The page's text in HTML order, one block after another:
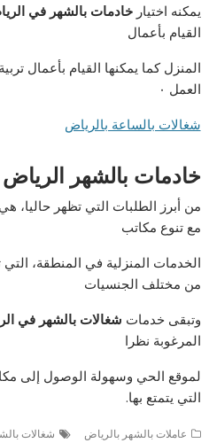
يمكنه اختيارخادمات بالشهر في
القيام بأعمال
المنزل كما يمكنها القيام بأعمال
العمل ٠
شغالات بالساعة بالرياض
خادمات بالشهر الرياض
من أبرز الطلبات التي تظهر حاليا،
مع تنوع مكاتب
الخدمات المنزلية في المنطقة، التي
من مختلف الجنسيات
وتبقى خدمات شغالات بالشهر في
المرغوبة نظرا
لموقع الحي وسهولة الوصول إلى
التي يتمتع بها.
عاملات بالشهر بالرياض شغالات